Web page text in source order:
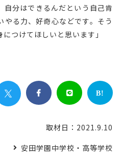
自分はできるんだという自己肯
やる力、好奇心などです。そう
つけてほしいと思います」
  B!
取材日：2021.9.10
安田学園中学校・高等学校